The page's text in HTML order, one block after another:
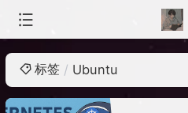
标签 Ubuntu